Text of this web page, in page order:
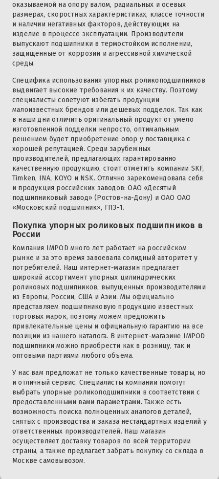
оказываемой на опору валом, радиальных и осевых
размерах, скоростных характеристиках, классе точности
и наличии негативных факторов, действующих на
изделие в процессе эксплуатации. Производители
выпускают подшипники в термостойком исполнении,
защищенные от коррозии и агрессивной химической
среды.
Специфика использования упорных роликоподшипников
выдвигает высокие требования к их качеству. Поэтому
специалисты советуют избегать продукции
малоизвестных брендов или дешевых подделок. Так как
в наши дни отличить оригинальный продукт от умело
изготовленной подделки непросто, оптимальным
решением будет приобретение опор у поставщика с
хорошей репутацией. Среди зарубежных
производителей, предлагающих гарантированно
качественную продукцию, стоит отметить компании SKF,
Timken, INA, KOYO и NSK. Отлично зарекомендовала себя
и продукция российских заводов: ОАО «Десятый
подшипниковый завод» (Ростов-на-Дону) и ОАО ОАО
«Московский подшипник», ГПЗ-1.
Покупка упорных роликовых подшипников в
России
Компания IMPOD много лет работает на российском
рынке и за это время завоевала солидный авторитет у
потребителей. Наш интернет-магазин предлагает
широкий ассортимент упорных цилиндрических
роликовых подшипников, выпущенных производителями
из Европы, России, США и Азии. Мы официально
представляем подшипниковую продукцию известных
торговых марок, поэтому можем предложить
привлекательные цены и официальную гарантию на все
позиции из нашего каталога. В интернет-магазине IMPOD
подшипники можно приобрести как в розницу, так и
оптовыми партиями любого объема.
У нас вам предложат не только качественные товары, но
и отличный сервис. Специалисты компании помогут
выбрать упорные роликоподшипники в соответствии с
предоставленными вами параметрами. Также есть
возможность поиска полноценных аналогов деталей,
снятых с производства и заказа нестандартных изделий у
ответственных производителей. Наш магазин
осуществляет доставку товаров по всей территории
страны, а также предлагает забрать покупку со склада в
Москве самовывозом.